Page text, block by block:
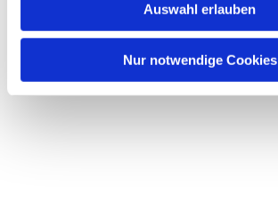
Auswahl erlauben
Nur notwendige Cookies